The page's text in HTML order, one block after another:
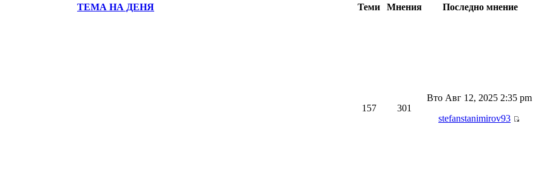
ТЕМА НА ДЕНЯ Теми Мнения
Последно мнение
157 301
Вто Авг 12, 2025 2:35 pm
stefanstanimirov93